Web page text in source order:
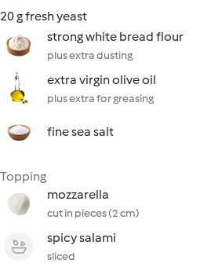
20 g fresh yeast
strong white bread flour
plus extra dusting
extra virgin olive oil
plus extra for greasing
fine sea salt
Topping
mozzarella
cut in pieces (2 cm)
spicy salami
sliced